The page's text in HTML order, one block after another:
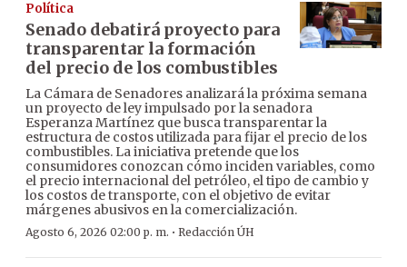
Política
Senado debatirá proyecto para
transparentar la formación
del precio de los combustibles
La Cámara de Senadores analizará la próxima semana
un proyecto de ley impulsado por la senadora
Esperanza Martínez que busca transparentar la
estructura de costos utilizada para fijar el precio de los
combustibles. La iniciativa pretende que los
consumidores conozcan cómo inciden variables, como
el precio internacional del petróleo, el tipo de cambio y
los costos de transporte, con el objetivo de evitar
márgenes abusivos en la comercialización.
Agosto 6, 2026 02:00 p. m. · Redacción ÚH